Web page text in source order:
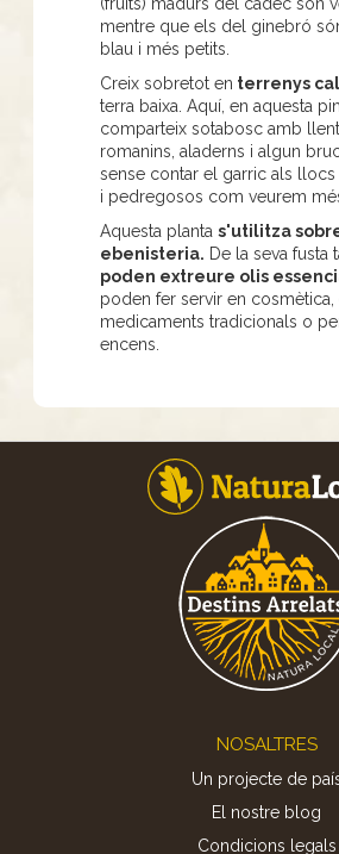
mentre que els del ginebró
blau i més petits.
Creix sobretot en terrenys
terra baixa. Aquí, en aquesta
comparteix sotabosc amb
romanins, aladerns i algun
sense contar el garric als
i pedregosos com veurem
Aquesta planta s'utilitza
ebenisteria. De la seva fusta
poden extreure olis
poden fer servir en cosmètica,
medicaments tradicionals o
encens.
NOSALTRES
Un projecte de
El nostre blog
Condicions legals